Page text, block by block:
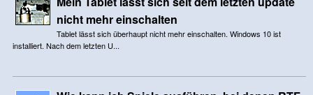
nicht mehr einschalten
Tablet lässt sich überhaupt nicht mehr einschalten. Windows 10 ist
installiert. Nach dem letzten U...